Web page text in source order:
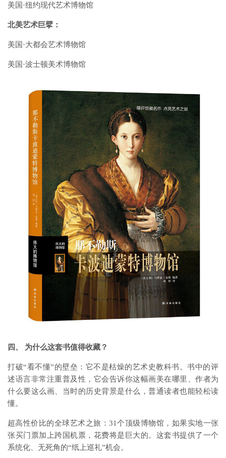
美国·纽约现代艺术博物馆
北美艺术巨擘：
美国·大都会艺术博物馆
美国·波士顿美术博物馆
四、 为什么这套书值得收藏？
打破“看不懂”的壁垒：它不是枯燥的艺术史教科书。书中的评
述语言非常注重普及性，它会告诉你这幅画美在哪里、作者为
什么要这么画、当时的历史背景是什么，普通读者也能轻松读
懂。
超高性价比的全球艺术之旅：31个顶级博物馆，如果实地一张
张买门票加上跨国机票，花费将是巨大的。这套书提供了一个
系统化、无死角的“纸上巡礼”机会。